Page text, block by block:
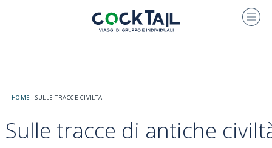
HOME -SULLE TRACCE CIVILTA
Sulle tracce di antiche